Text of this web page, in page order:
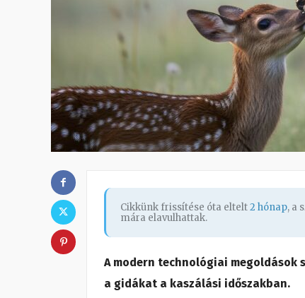
Cikkünk frissítése óta eltelt2 hónap, a
mára elavulhattak.
A modern technológiai megoldások
a gidákat a kaszálási időszakban.